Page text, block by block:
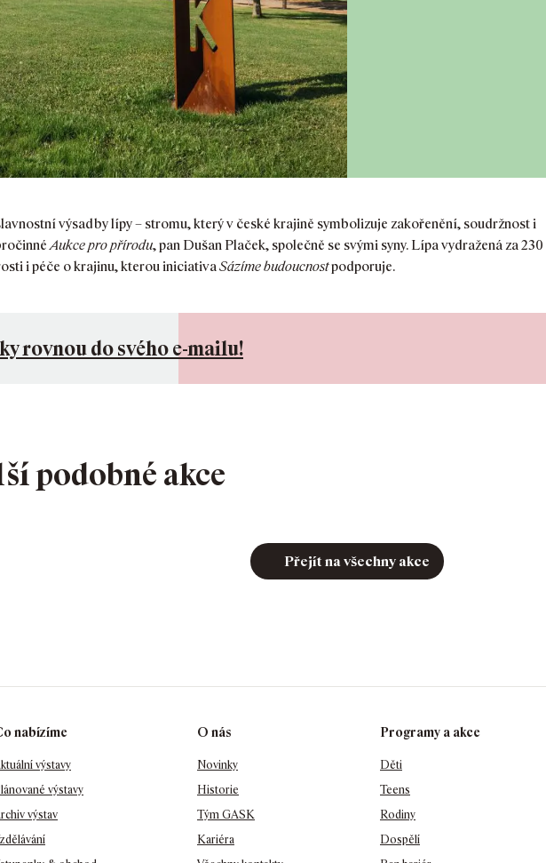
výsadby lípy – stromu, který v české krajině symbolizuje zakořenění, soudržnost i
Aukce pro přírodu, pan Dušan Plaček, společně se svými syny. Lípa vydražená za
i péče o krajinu, kterou iniciativaSázíme budoucnostpodporuje.
rovnou do svého e-mailu!
podobné akce
Přejít na všechny akce
nabízíme
výstavy
výstavy
výstav
O nás
Novinky
Historie
Tým GASK
Kariéra
Programy a akce
Děti
Teens
Rodiny
Dospělí